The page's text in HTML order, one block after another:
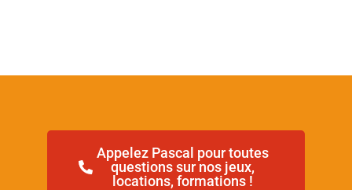
Appelez Pascal pour toutes
questions sur nos jeux,
locations, formations !